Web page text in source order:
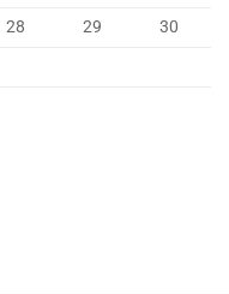
28 29
30